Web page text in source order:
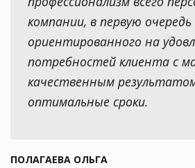
компании, в первую очередь
ориентированного на
потребностей клиента с
качественным
оптимальные сроки.
ПОЛАГАЕВА ОЛЬГА